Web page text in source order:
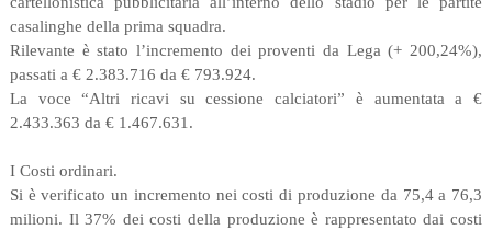
casalinghe della prima squadra.
Rilevante è stato l’incremento dei proventi da Lega (+ 200,24%),
passati a € 2.383.716 da € 793.924.
La voce “Altri ricavi su cessione calciatori” è aumentata a €
2.433.363 da € 1.467.631.
I Costi ordinari.
Si è verificato un incremento nei costi di produzione da 75,4 a 76,3
milioni. Il 37% dei costi della produzione è rappresentato dai costi